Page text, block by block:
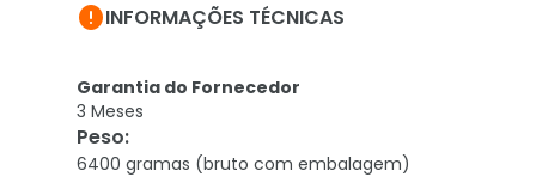
INFORMAÇÕES TÉCNICAS
Garantia do Fornecedor
3 Meses
Peso:
6400 gramas (bruto com embalagem)